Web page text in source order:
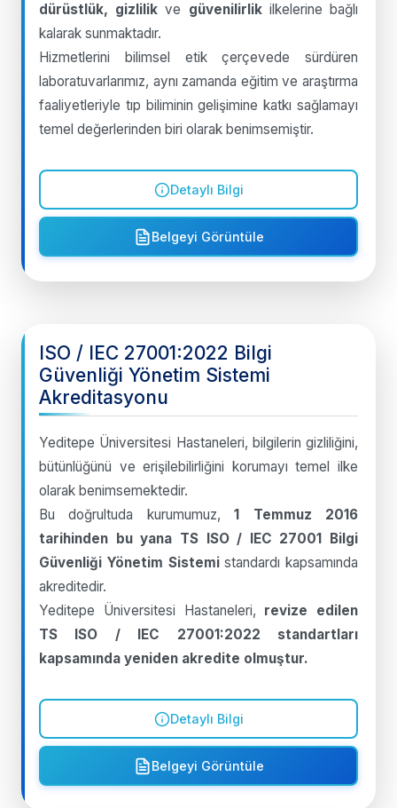
dürüstlük, gizlilikve güvenilirlikilkelerine bağlı
kalarak sunmaktadır.
Hizmetlerini bilimsel etik çerçevede sürdüren
laboratuvarlarımız, aynı zamanda eğitim ve araştırma
faaliyetleriyle tıp biliminin gelişimine katkı sağlamayı
temel değerlerinden biri olarak benimsemiştir.
Detaylı Bilgi
Belgeyi Görüntüle
ISO / IEC 27001:2022 Bilgi
Güvenliği Yönetim Sistemi
Akreditasyonu
Yeditepe Üniversitesi Hastaneleri, bilgilerin gizliliğini,
bütünlüğünü ve erişilebilirliğini korumayı temel ilke
olarak benimsemektedir.
Bu doğrultuda kurumumuz,1 Temmuz 2016
tarihinden bu yana TS ISO / IEC 27001 Bilgi
Güvenliği Yönetim Sistemistandardı kapsamında
akreditedir.
Yeditepe Üniversitesi Hastaneleri, revize edilen
TS ISO / IEC 27001:2022 standartları
kapsamında yeniden akredite olmuştur.
Detaylı Bilgi
Belgeyi Görüntüle